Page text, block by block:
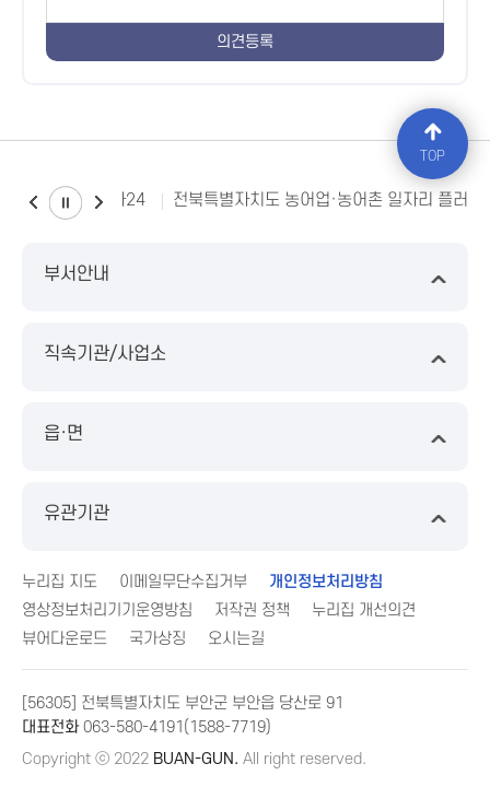
소비자24 전북특별자치도 농어업·농어촌 일자리 플러스
부서안내
직속기관/사업소
읍·면
유관기관
누리집 지도 이메일무단수집거부
개인정보처리방침
영상정보처리기기운영방침
저작권 정책
누리집 개선의견
뷰어다운로드
국가상징 오시는길
[56305] 전북특별자치도 부안군 부안읍 당산로 91
대표전화063-580-4191(1588-7719)
Copyright ⓒ 2022 BUAN-GUN. All right reserved.
TOP